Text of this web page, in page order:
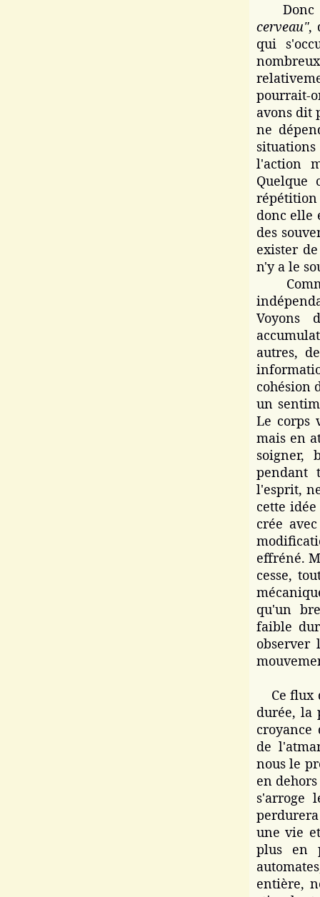
Donc il
cerveau",
qui
avons dit
ne
l'action
Quelque
répétition
donc elle
des
exister
n'y a le
Voyons
autres,
cohésion
un
Le corps
mais en
soigner,
pendant
l'esprit,
cette
crée
effréné.
cesse,
qu'un
faible
observer
Ce flux
durée, la
de
nous le
en
s'arroge
une vie
plus en
entière,